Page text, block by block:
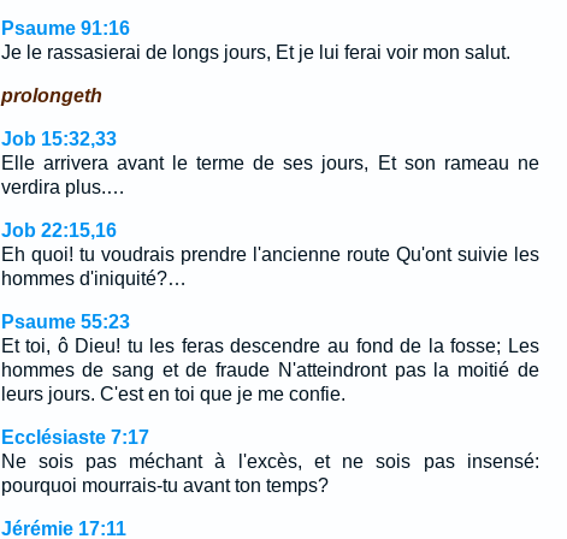
Psaume 91:16
Je le rassasierai de longs jours, Et je lui ferai voir mon salut.
prolongeth
Job 15:32,33
Elle arrivera avant le terme de ses jours, Et son rameau ne
verdira plus.…
Job 22:15,16
Eh quoi! tu voudrais prendre l'ancienne route Qu'ont suivie les
hommes d'iniquité?…
Psaume 55:23
Et toi, ô Dieu! tu les feras descendre au fond de la fosse; Les
hommes de sang et de fraude N'atteindront pas la moitié de
leurs jours. C'est en toi que je me confie.
Ecclésiaste 7:17
Ne sois pas méchant à l'excès, et ne sois pas insensé:
pourquoi mourrais-tu avant ton temps?
Jérémie 17:11